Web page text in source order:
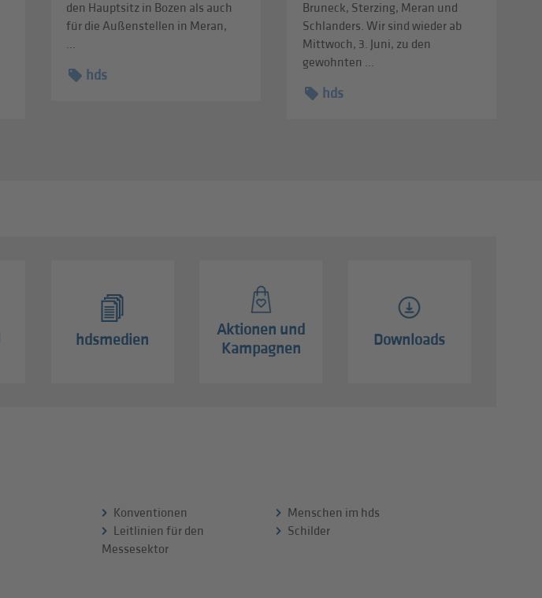
den Hauptsitz in Bozen als auch
für die Außenstellen in Meran,
...
hds
Bruneck, Sterzing, Meran und
Schlanders. Wir sind wieder ab
Mittwoch, 3. Juni, zu den
gewohnten ...
hds
hdsmedien
Aktionen und
Kampagnen
Downloads
Konventionen
Leitlinien für den
Messesektor
Menschen im hds
Schilder